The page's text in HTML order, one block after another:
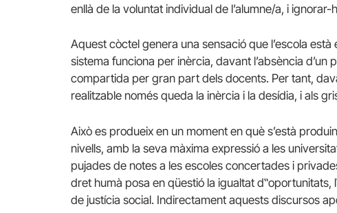
enllà de la voluntat individual de l’alumne/a, i
Aquest còctel genera una sensació que l’escola
sistema funciona per inèrcia, davant l’absència d’un
compartida per gran part dels docents. Per tant,
realitzable només queda la inèrcia i la desídia, i als
Això es produeix en un moment en què s’està
nivells, amb la seva màxima expressió a les
pujades de notes a les escoles concertades i
dret humà posa en qüestió la igualtat
de justícia social. Indirectament aquests discursos